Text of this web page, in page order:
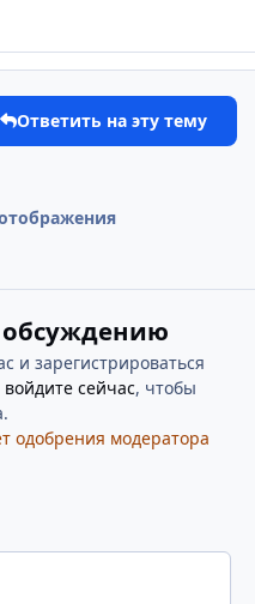
Ответить на эту тему
обсуждению
и зарегистрироваться
войдите сейчас, чтобы
одобрения модератора